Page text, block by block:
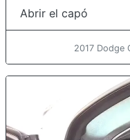
Abrir el capó
2017 Dodge